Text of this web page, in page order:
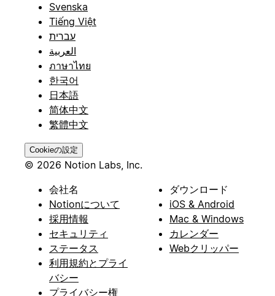
Svenska
Tiếng Việt
עברית
العربية
ภาษาไทย
한국어
日本語
简体中文
繁體中文
Cookieの設定
© 2026 Notion Labs, Inc.
会社名
Notionについて
採用情報
セキュリティ
ステータス
利用規約とプライ
バシー
プライバシー権
ダウンロード
iOS & Android
Mac & Windows
カレンダー
Webクリッパー